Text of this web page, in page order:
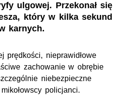
ulgowej. Przekonał się
który w kilka sekund
karnych.
prędkości, nieprawidłowe
zachowanie w obrębie
niebezpieczne
policjanci.